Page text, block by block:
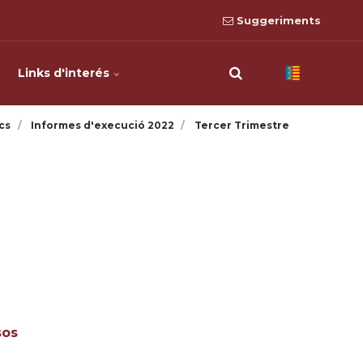
Suggeriments
Links d'interés
Informes d'execució 2022 Tercer Trimestre